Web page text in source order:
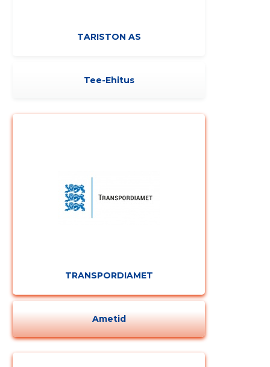
TARISTON AS
Tee-Ehitus
TRANSPORDIAMET
Ametid